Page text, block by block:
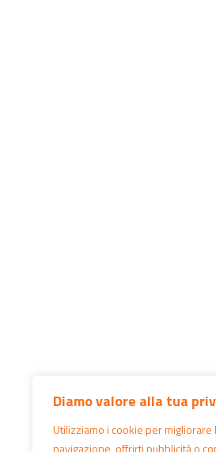
Diamo valore alla tua
Utilizziamo i cookie per
navigazione, offrirti pubblicità o